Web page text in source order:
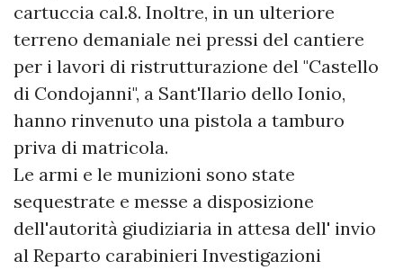
cartuccia cal.8. Inoltre, in un ulteriore
terreno demaniale nei pressi del cantiere
per i lavori di ristrutturazione del "Castello
di Condojanni", a Sant'Ilario dello Ionio,
hanno rinvenuto una pistola a tamburo
priva di matricola.
Le armi e le munizioni sono state
sequestrate e messe a disposizione
dell'autorità giudiziaria in attesa dell' invio
al Reparto carabinieri Investigazioni